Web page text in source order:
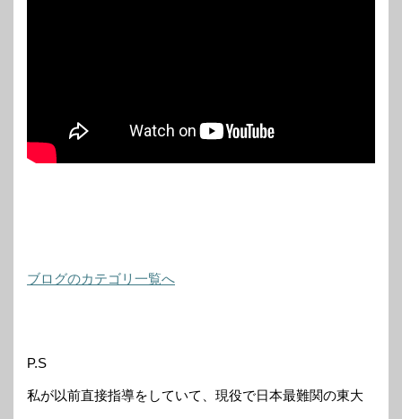
ブログのカテゴリ一覧へ
P.S
私が以前直接指導をしていて、現役で日本最難関の東大